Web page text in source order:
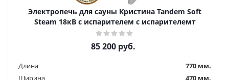
Электропечь для сауны Кристина Tandem Soft
Steam 18кВ с испарителем с испарителемт
85 200руб.
Длина
770 мм.
Ширина
470 мм.